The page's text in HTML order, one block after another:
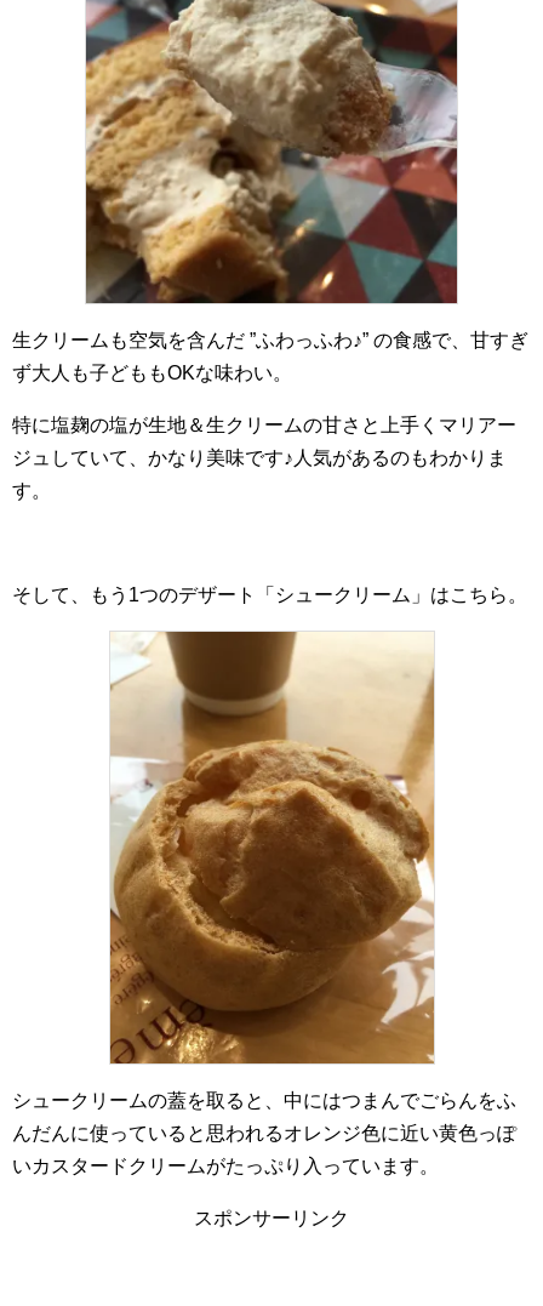
生クリームも空気を含んだ ”ふわっふわ♪” の食感で、甘すぎ
ず大人も子どももOKな味わい。
特に塩麹の塩が生地＆生クリームの甘さと上手くマリアー
ジュしていて、かなり美味です♪人気があるのもわかりま
す。
そして、もう1つのデザート「シュークリーム」はこちら。
シュークリームの蓋を取ると、中にはつまんでごらんをふ
んだんに使っていると思われるオレンジ色に近い黄色っぽ
いカスタードクリームがたっぷり入っています。
スポンサーリンク